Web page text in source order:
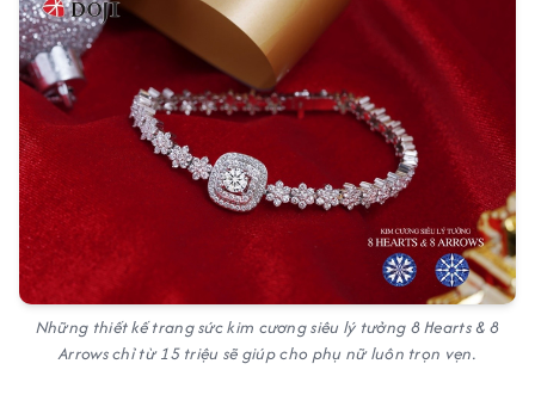
Những thiết kế trang sức kim cương siêu lý tưởng 8 Hearts & 8
Arrows chỉ từ 15 triệu sẽ giúp cho phụ nữ luôn trọn vẹn.